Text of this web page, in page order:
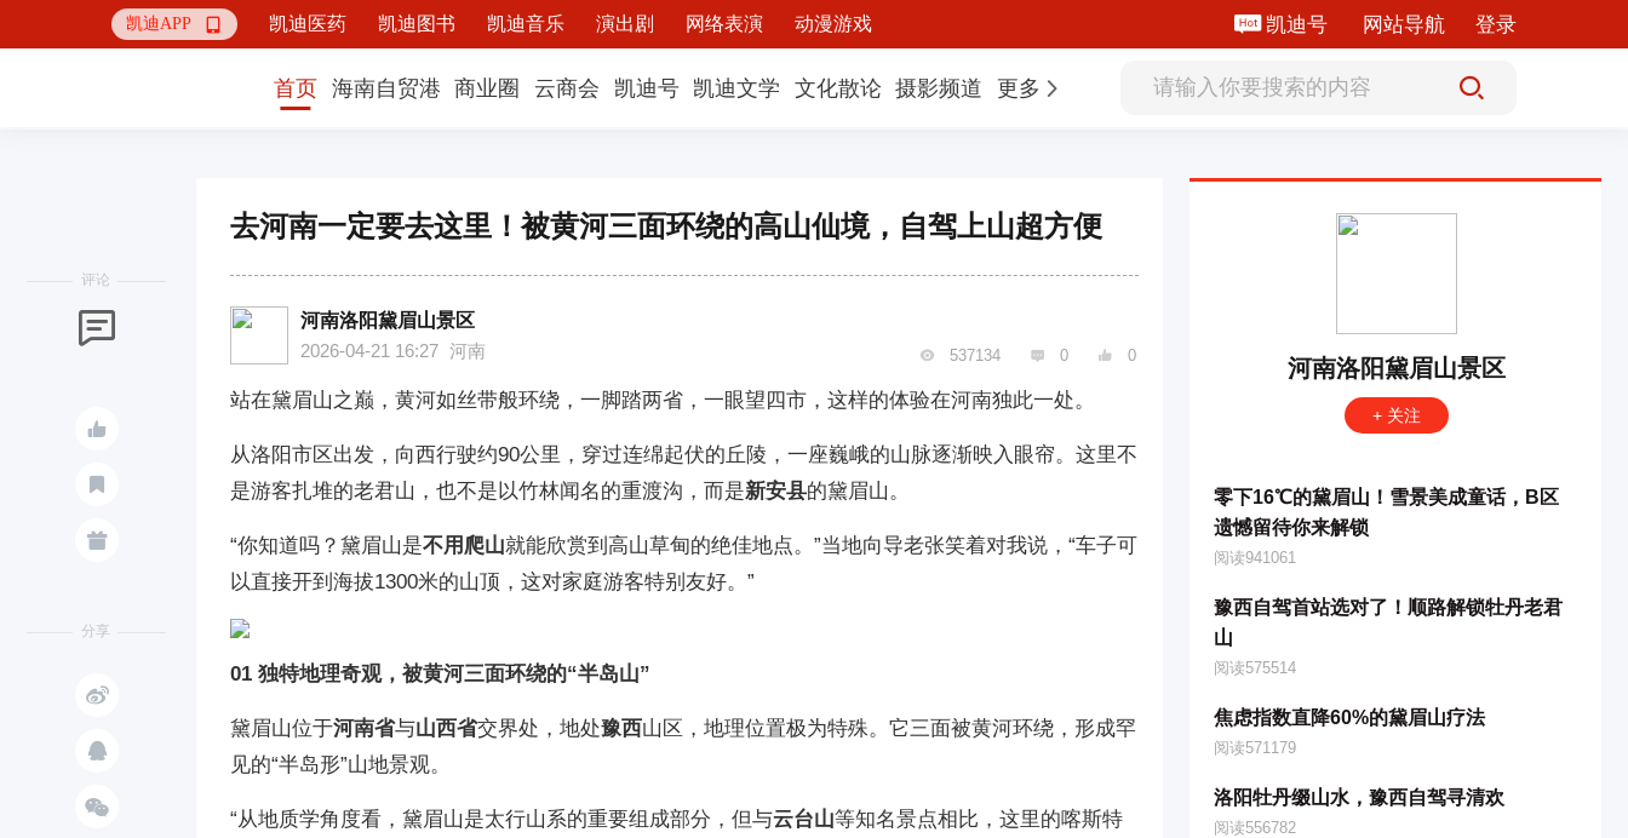
凯迪APP  凯迪医药 凯迪图书 凯迪音乐 演出剧 网络表演 动漫游戏 凯迪号 网站导航 登录
首页 海南自贸港 商业圈 云商会 凯迪号 凯迪文学 文化散论 摄影频道 更多
评论



分享



去河南一定要去这里！被黄河三面环绕的高山仙境，自驾上山超方便
河南洛阳黛眉山景区
2026-04-21 16:27 河南  537134  0  0
站在黛眉山之巅，黄河如丝带般环绕，一脚踏两省，一眼望四市，这样的体验在河南独此一处。
从洛阳市区出发，向西行驶约90公里，穿过连绵起伏的丘陵，一座巍峨的山脉逐渐映入眼帘。这里不
是游客扎堆的老君山，也不是以竹林闻名的重渡沟，而是新安县的黛眉山。
“你知道吗？黛眉山是不用爬山就能欣赏到高山草甸的绝佳地点。”当地向导老张笑着对我说，“车子可
以直接开到海拔1300米的山顶，这对家庭游客特别友好。”
01 独特地理奇观，被黄河三面环绕的“半岛山”
黛眉山位于河南省与山西省交界处，地处豫西山区，地理位置极为特殊。它三面被黄河环绕，形成罕
见的“半岛形”山地景观。
“从地质学角度看，黛眉山是太行山系的重要组成部分，但与云台山等知名景点相比，这里的喀斯特
河南洛阳黛眉山景区
+ 关注
零下16℃的黛眉山！雪景美成童话，B区
遗憾留待你来解锁
阅读941061
豫西自驾首站选对了！顺路解锁牡丹老君
山
阅读575514
焦虑指数直降60%的黛眉山疗法
阅读571179
​洛阳牡丹缀山水，豫西自驾寻清欢
阅读556782